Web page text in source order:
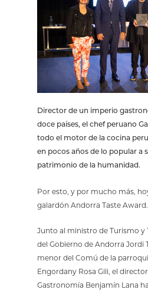
Director de un imperio
doce países, el chef peruano
todo el motor de la cocina
en pocos años de lo popular a
patrimonio de la humanidad.
Por esto, y por mucho más,
galardón Andorra Taste Award.
Junto al ministro de Turismo y
del Gobierno de Andorra Jordi
menor del Comú de la
Engordany Rosa Gili, el
Gastronomía Benjamín Lana